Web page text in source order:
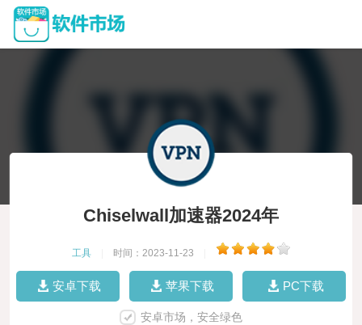
Chiselwall加速器2024年
工具 时间：2023-11-23
安卓下载 苹果下载 PC下载
安卓市场，安全绿色